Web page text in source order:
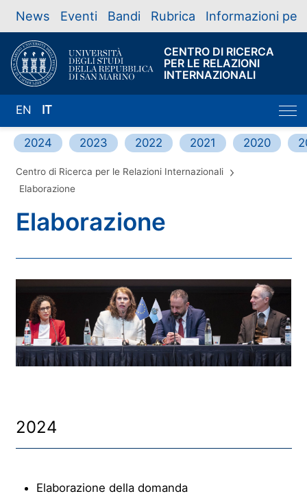
News Eventi Bandi Rubrica Informazioni per
CENTRO DI RICERCA
PER LE RELAZIONI
INTERNAZIONALI
EN IT
2024 2023 2022 2021 2020
Centro di Ricerca per le Relazioni Internazionali
Elaborazione
Elaborazione
2024
Elaborazione della domanda